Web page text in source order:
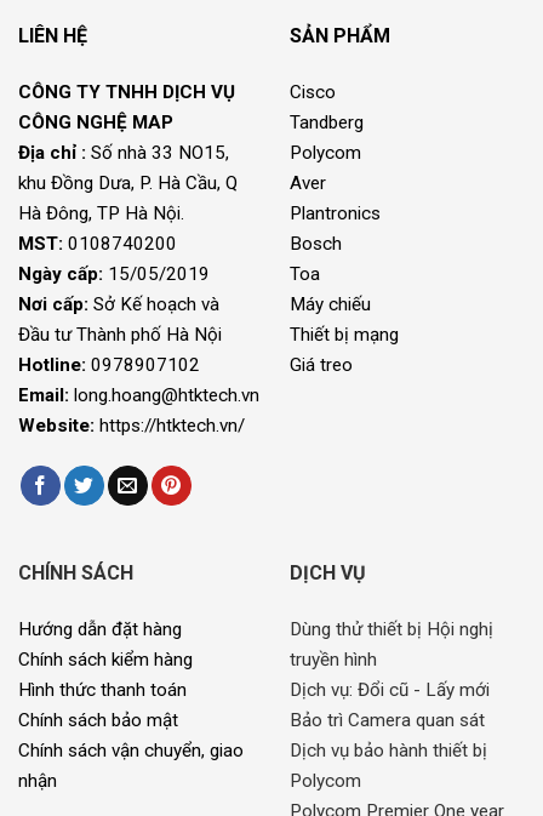
LIÊN HỆ
CÔNG TY TNHH DỊCH VỤ
CÔNG NGHỆ MAP
Địa chỉ : Số nhà 33 NO15,
khu Đồng Dưa, P. Hà Cầu, Q
Hà Đông, TP Hà Nội.
MST: 0108740200
Ngày cấp: 15/05/2019
Nơi cấp: Sở Kế hoạch và
Đầu tư Thành phố Hà Nội
Hotline: 0978907102
Email: long.hoang@htktech.vn
Website: https://htktech.vn/
SẢN PHẨM
Cisco
Tandberg
Polycom
Aver
Plantronics
Bosch
Toa
Máy chiếu
Thiết bị mạng
Giá treo
CHÍNH SÁCH
Hướng dẫn đặt hàng
Chính sách kiểm hàng
Hình thức thanh toán
Chính sách bảo mật
Chính sách vận chuyển, giao
nhận
DỊCH VỤ
Dùng thử thiết bị Hội nghị
truyền hình
Dịch vụ: Đổi cũ - Lấy mới
Bảo trì Camera quan sát
Dịch vụ bảo hành thiết bị
Polycom
Polycom Premier One year